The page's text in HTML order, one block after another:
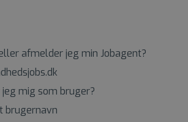
afmelder jeg min Jobagent?
mig som bruger?
brugernavn